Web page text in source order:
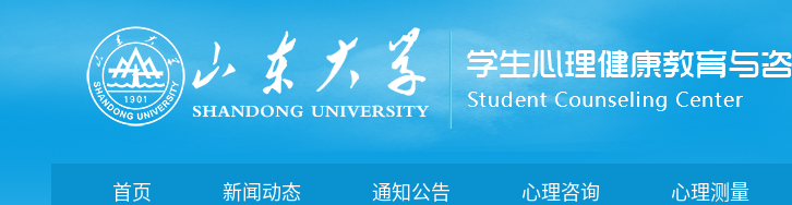
首页 新闻动态 通知公告 心理咨询 心理测量